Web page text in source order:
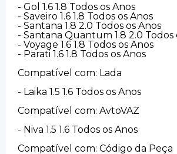
- Gol 1.6 1.8 Todos os Anos
- Saveiro 1.6 1.8 Todos os Anos
- Santana 1.8 2.0 Todos os Anos
- Santana Quantum 1.8 2.0 Todos
- Voyage 1.6 1.8 Todos os Anos
- Parati 1.6 1.8 Todos os Anos
Compatível com: Lada
- Laika 1.5 1.6 Todos os Anos
Compatível com: AvtoVAZ
- Niva 1.5 1.6 Todos os Anos
Compatível com: Código da Peça